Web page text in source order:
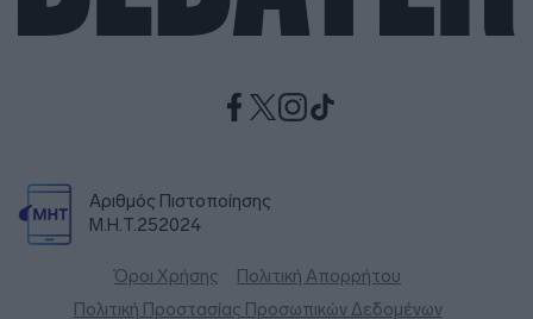
Αριθμός Πιστοποίησης
Μ.Η.Τ.252024
Όροι Χρήσης
Πολιτική Απορρήτου
Πολιτική Προστασίας Προσωπικών Δεδομένων